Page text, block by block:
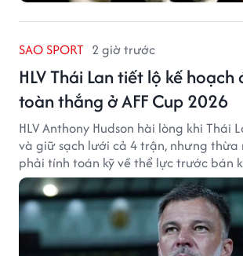
SAO SPORT 2 giờ trước
HLV Thái Lan tiết lộ kế
toàn thắng ở AFF Cup 2026
HLV Anthony Hudson hài lòng khi Thái
và giữ sạch lưới cả 4 trận, nhưng thừa
phải tính toán kỹ về thể lực trước bán
2026.